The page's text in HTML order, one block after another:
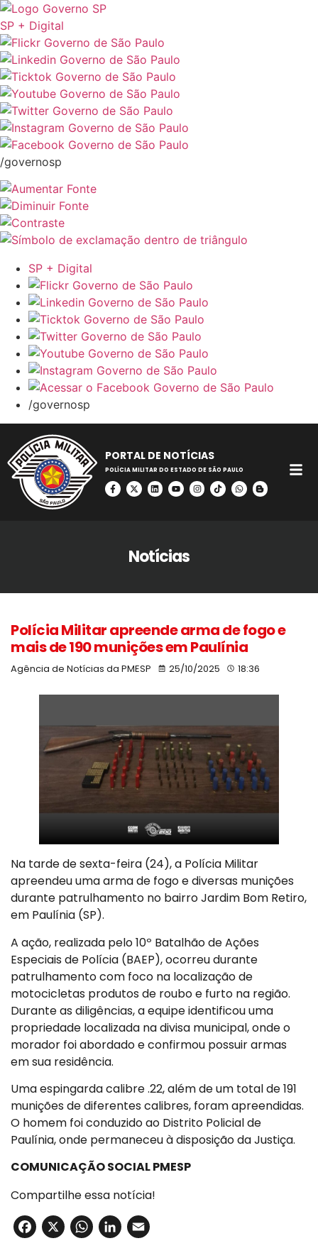
SP + Digital
/governosp
SP + Digital
/governosp
PORTAL DE NOTÍCIAS
POLÍCIA MILITAR DO ESTADO DE SÃO PAULO
Notícias
Polícia Militar apreende arma de fogo e
mais de 190 munições em Paulínia
Agência de Notícias da PMESP 25/10/2025 18:36
Na tarde de sexta-feira (24), a Polícia Militar
apreendeu uma arma de fogo e diversas munições
durante patrulhamento no bairro Jardim Bom Retiro,
em Paulínia (SP).
A ação, realizada pelo 10º Batalhão de Ações
Especiais de Polícia (BAEP), ocorreu durante
patrulhamento com foco na localização de
motocicletas produtos de roubo e furto na região.
Durante as diligências, a equipe identificou uma
propriedade localizada na divisa municipal, onde o
morador foi abordado e confirmou possuir armas
em sua residência.
Uma espingarda calibre .22, além de um total de 191
munições de diferentes calibres, foram apreendidas.
O homem foi conduzido ao Distrito Policial de
Paulínia, onde permaneceu à disposição da Justiça.
COMUNICAÇÃO SOCIAL PMESP
Compartilhe essa notícia!
Facebook
X WhatsApp
LinkedIn